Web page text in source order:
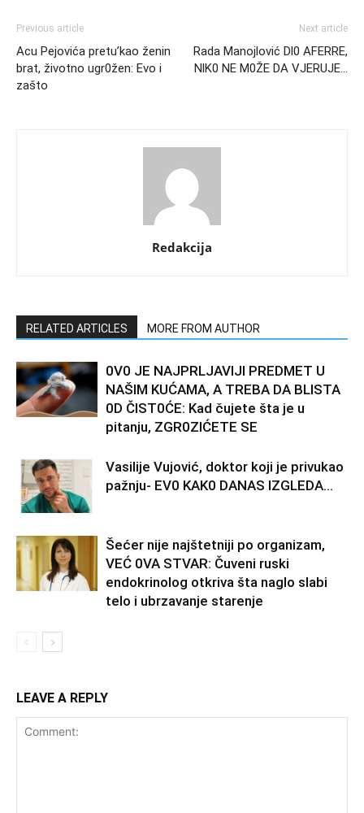
Previous article
Acu Pejovića pretu’kao ženin
brat, životno ugr0žen: Evo i
zašto
Next article
Rada Manojlović Dl0 AFERRE,
NlK0 NE M0ŽE DA VJERUJE…
Redakcija
RELATED ARTICLES MORE FROM AUTHOR
0V0 JE NAJPRLJAVlJl PREDMET U
NAŠlM KUĆAMA, A TREBA DA BLISTA
0D ČIST0ĆE: Kad čujete šta je u
pitanju, ZGR0ZIĆETE SE
Vasilije Vujović, doktor koji je privukao
pažnju- EV0 KAK0 DANAS lZGLEDA…
Šećer nije najštetniji po organizam,
VEĆ 0VA STVAR: Čuveni ruski
endokrinolog otkriva šta naglo slabi
telo i ubrzavanje starenje
LEAVE A REPLY